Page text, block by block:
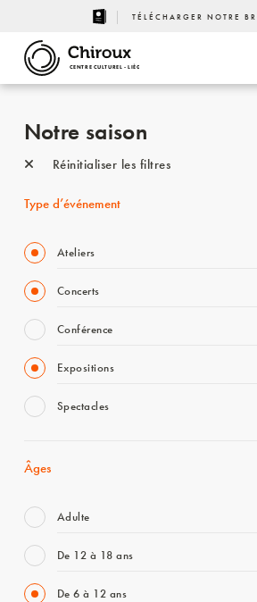
TÉLÉCHARGER NOTRE
CENTRE CULTUREL - LIÈGE
Notre saison
Réinitialiser les filtres
Type d’événement
Ateliers
Concerts
Conférence
Expositions
Spectacles
Âges
Adulte
De 12 à 18 ans
De 6 à 12 ans